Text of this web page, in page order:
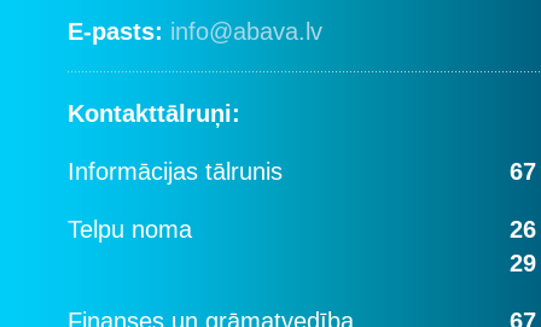
E-pasts: info@abava.lv
Kontakttālruņi:
Informācijas tālrunis
Telpu noma
Finanses un grāmatvedība